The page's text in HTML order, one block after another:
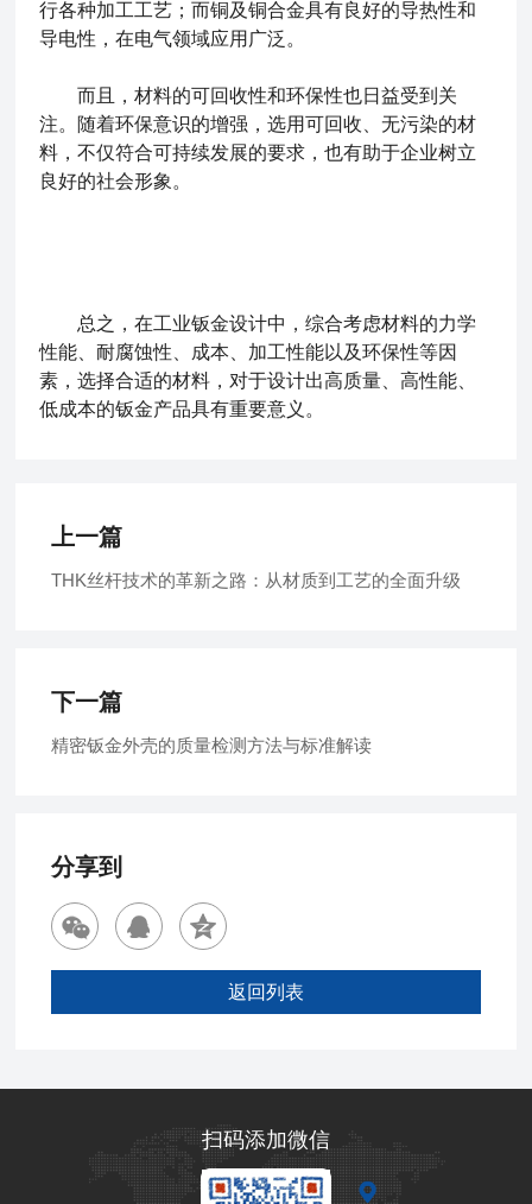
行各种加工工艺；而铜及铜合金具有良好的导热性和
导电性，在电气领域应用广泛。
而且，材料的可回收性和环保性也日益受到关
注。随着环保意识的增强，选用可回收、无污染的材
料，不仅符合可持续发展的要求，也有助于企业树立
良好的社会形象。
总之，在工业钣金设计中，综合考虑材料的力学
性能、耐腐蚀性、成本、加工性能以及环保性等因
素，选择合适的材料，对于设计出高质量、高性能、
低成本的钣金产品具有重要意义。
上一篇
THK丝杆技术的革新之路：从材质到工艺的全面升级
下一篇
精密钣金外壳的质量检测方法与标准解读
分享到
返回列表
扫码添加微信